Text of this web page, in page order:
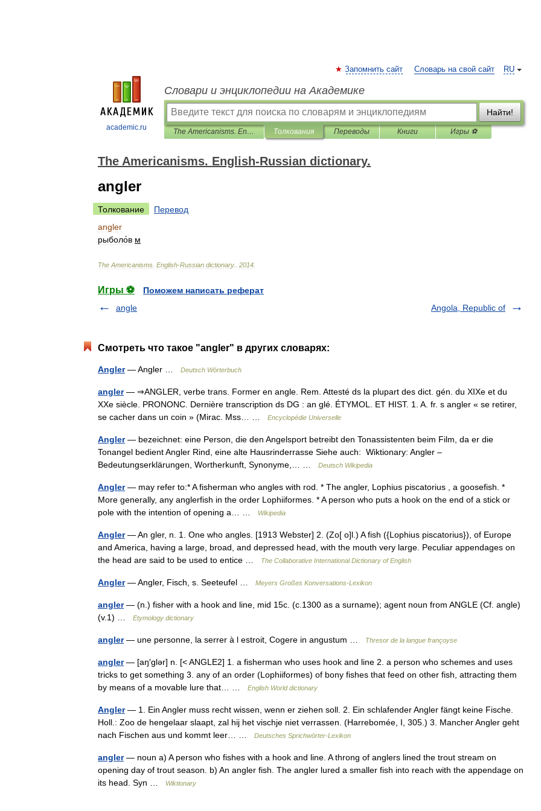
academic.ru
RU
Запомнить сайт Словарь на свой сайт
Словари и энциклопедии на Академике
Найти!
The Americanisms. English-Russian dictionary. Толкования Переводы Книги Игры ⚽
The Americanisms. English-Russian dictionary.
angler
Толкование
Перевод
angler
рыболо́в м
The Americanisms English-Russian dictionary. 2014
Игры ⚽
Поможем написать реферат
angle
Angola, Republic of
Смотреть что такое "angler" в других словарях:
Angler— Angler … Deutsch Wörterbuch
angler— ⇒ANGLER, verbe trans. Former en angle. Rem. Attesté ds la plupart des dict. gén. du XIXe et du
XXe siècle. PRONONC. Dernière transcription ds DG : an glé. ÉTYMOL. ET HIST. 1. A. fr. s angler « se retirer,
se cacher dans un coin » (Mirac. Mss… …
Encyclopédie Universelle
Angler— bezeichnet: eine Person, die den Angelsport betreibt den Tonassistenten beim Film, da er die
Tonangel bedient Angler Rind, eine alte Hausrinderrasse Siehe auch: Wiktionary: Angler –
Bedeutungserklärungen, Wortherkunft, Synonyme,… …
Deutsch Wikipedia
Angler— may refer to:* A fisherman who angles with rod. * The angler, Lophius piscatorius , a goosefish. *
More generally, any anglerfish in the order Lophiiformes. * A person who puts a hook on the end of a stick or
pole with the intention of opening a… …
Wikipedia
Angler— An gler, n. 1. One who angles. [1913 Webster] 2. (Zo[ o]l.) A fish ({Lophius piscatorius}), of Europe
and America, having a large, broad, and depressed head, with the mouth very large. Peculiar appendages on
the head are said to be used to entice …
The Collaborative International Dictionary of English
Angler— Angler, Fisch, s. Seeteufel … Meyers Großes Konversations-Lexikon
angler— (n.) fisher with a hook and line, mid 15c. (c.1300 as a surname); agent noun from ANGLE (Cf. angle)
(v.1) …
Etymology dictionary
angler— une personne, la serrer à l estroit, Cogere in angustum … Thresor de la langue françoyse
angler— [aŋ′glər] n. [< ANGLE2] 1. a fisherman who uses hook and line 2. a person who schemes and uses
tricks to get something 3. any of an order (Lophiiformes) of bony fishes that feed on other fish, attracting them
by means of a movable lure that… …
English World dictionary
Angler— 1. Ein Angler muss recht wissen, wenn er ziehen soll. 2. Ein schlafender Angler fängt keine Fische.
Holl.: Zoo de hengelaar slaapt, zal hij het vischje niet verrassen. (Harrebomée, I, 305.) 3. Mancher Angler geht
nach Fischen aus und kommt leer… …
Deutsches Sprichwörter-Lexikon
angler— noun a) A person who fishes with a hook and line. A throng of anglers lined the trout stream on
opening day of trout season. b) An angler fish. The angler lured a smaller fish into reach with the appendage on
its head. Syn …
Wiktionary